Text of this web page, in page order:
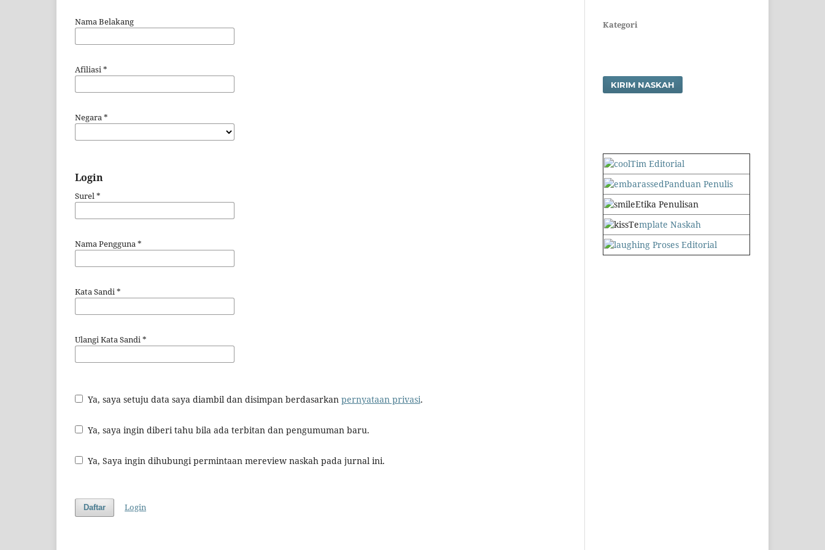
Nama Belakang
Afiliasi*
Negara*
Login
Surel*
Nama Pengguna*
Kata Sandi*
Ulangi Kata Sandi*
Ya, saya setuju data saya diambil dan disimpan berdasarkan pernyataan privasi.
Ya, saya ingin diberi tahu bila ada terbitan dan pengumuman baru.
Ya, Saya ingin dihubungi permintaan mereview naskah pada jurnal ini.
Daftar Login
Kategori
KIRIM NASKAH
Tim Editorial
Panduan Penulis
Etika Penulisan
Template Naskah
Proses Editorial